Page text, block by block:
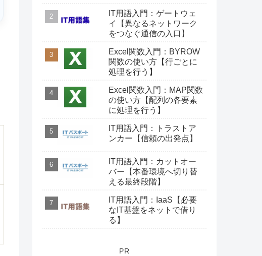
IT用語入門：ゲートウェ
イ【異なるネットワーク
をつなぐ通信の入口】
Excel関数入門：BYROW
関数の使い方【行ごとに
処理を行う】
Excel関数入門：MAP関数
の使い方【配列の各要素
に処理を行う】
IT用語入門：トラストア
ンカー【信頼の出発点】
IT用語入門：カットオー
バー【本番環境へ切り替
える最終段階】
IT用語入門：IaaS【必要
なIT基盤をネットで借り
る】
PR